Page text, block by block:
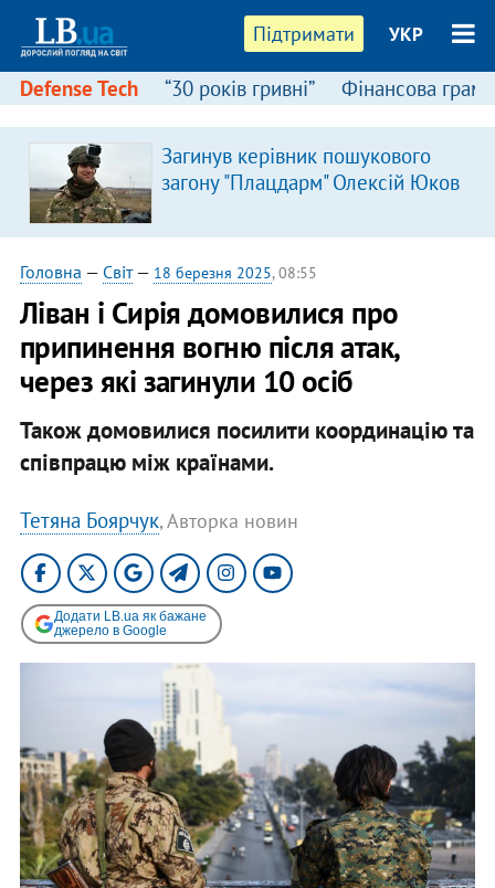
Підтримати УКР
Defense Tech “30 років гривні” Фінансова
Загинув керівник пошукового
загону "Плацдарм" Олексій Юков
Головна — Світ— 18 березня 2025, 08:55
Ліван і Сирія домовилися про
припинення вогню після атак,
через які загинули 10 осіб
Також домовилися посилити координацію та
співпрацю між країнами.
Тетяна Боярчук, Авторка новин
Додати LB.ua як бажане
джерело в Google